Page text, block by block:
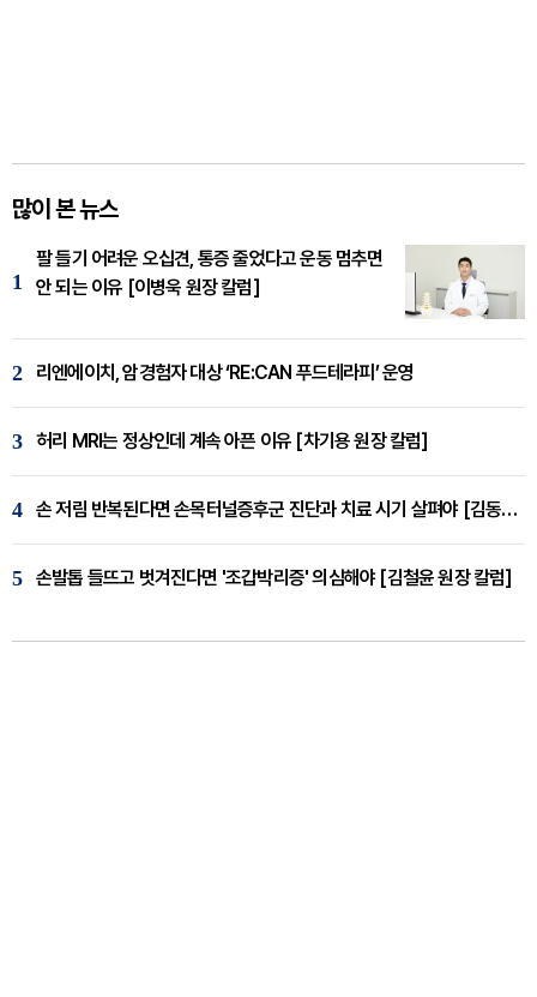
많이 본 뉴스
1
팔 들기 어려운 오십견, 통증 줄었다고 운동 멈추면
안 되는 이유 [이병욱 원장 칼럼]
2 리엔에이치, 암경험자 대상 ‘RE:CAN 푸드테라피’ 운영
3 허리 MRI는 정상인데 계속 아픈 이유 [차기용 원장 칼럼]
4 손 저림 반복된다면 손목터널증후군 진단과 치료 시기 살펴야 [김동현 원장 칼럼]
5 손발톱 들뜨고 벗겨진다면 '조갑박리증' 의심해야 [김철윤 원장 칼럼]